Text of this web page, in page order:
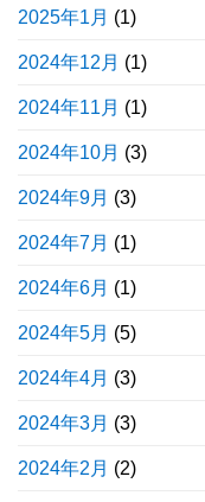
2025年1月 (1)
2024年12月 (1)
2024年11月 (1)
2024年10月 (3)
2024年9月 (3)
2024年7月 (1)
2024年6月 (1)
2024年5月 (5)
2024年4月 (3)
2024年3月 (3)
2024年2月 (2)